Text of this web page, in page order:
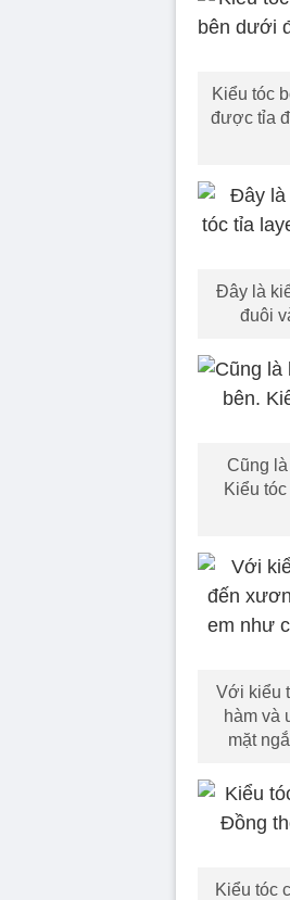
Kiểu tóc
được tỉa
Đây là
đuôi
Cũng
Kiểu
Với kiểu
hàm và
mặt
Kiểu tóc